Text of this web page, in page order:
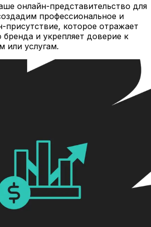
онлайн-представительство для
профессиональное и
присутствие, которое отражает
и укрепляет доверие к
или услугам.